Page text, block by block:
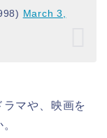
March 3,
マや、映画を